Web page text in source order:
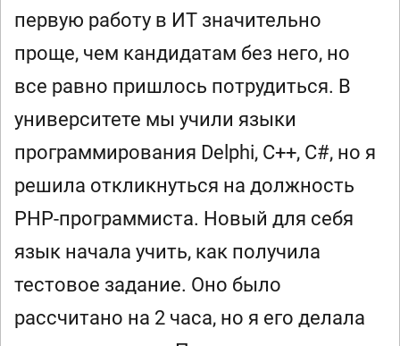
первую работу в ИТ значительно
проще, чем кандидатам без него, но
все равно пришлось потрудиться. В
университете мы учили языки
программирования Delphi, C++, C#, но я
решила откликнуться на должность
PHP-программиста. Новый для себя
язык начала учить, как получила
тестовое задание. Оно было
рассчитано на 2 часа, но я его делала